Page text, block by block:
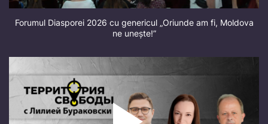
Forumul Diasporei 2026 cu genericul „Oriunde am fi, Moldova
ne unește!”